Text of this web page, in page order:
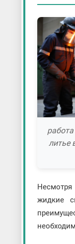
литье
жидкие